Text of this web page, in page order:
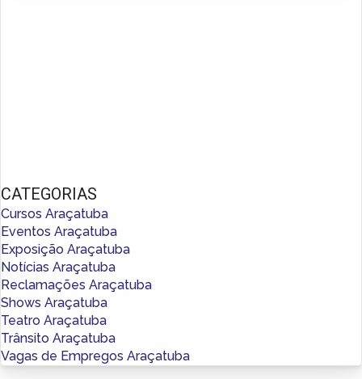
CATEGORIAS
Cursos Araçatuba
Eventos Araçatuba
Exposição Araçatuba
Notícias Araçatuba
Reclamações Araçatuba
Shows Araçatuba
Teatro Araçatuba
Trânsito Araçatuba
Vagas de Empregos Araçatuba